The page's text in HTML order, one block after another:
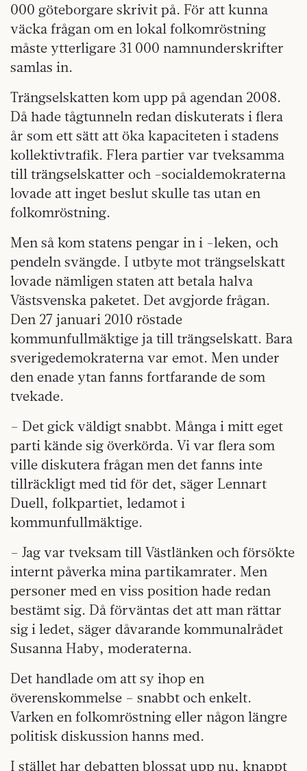
000 göteborgare skrivit på. För att kunna
väcka frågan om en lokal folkomröstning
måste ytterligare 31 000 namnunderskrifter
samlas in.
Trängselskatten kom upp på agendan 2008.
Då hade tågtunneln redan diskuterats i flera
år som ett sätt att öka kapaciteten i stadens
kollektivtrafik. Flera partier var tveksamma
till trängselskatter och -socialdemokraterna
lovade att inget beslut skulle tas utan en
folkomröstning.
Men så kom statens pengar in i -leken, och
pendeln svängde. I utbyte mot trängselskatt
lovade nämligen staten att betala halva
Västsvenska paketet. Det avgjorde frågan.
Den 27 januari 2010 röstade
kommunfullmäktige ja till trängselskatt. Bara
sverigedemokraterna var emot. Men under
den enade ytan fanns fortfarande de som
tvekade.
– Det gick väldigt snabbt. Många i mitt eget
parti kände sig överkörda. Vi var flera som
ville diskutera frågan men det fanns inte
tillräckligt med tid för det, säger Lennart
Duell, folkpartiet, ledamot i
kommunfullmäktige.
– Jag var tveksam till Västlänken och försökte
internt påverka mina partikamrater. Men
personer med en viss position hade redan
bestämt sig. Då förväntas det att man rättar
sig i ledet, säger dåvarande kommunalrådet
Susanna Haby, moderaterna.
Det handlade om att sy ihop en
överenskommelse – snabbt och enkelt.
Varken en folkomröstning eller någon längre
politisk diskussion hanns med.
I stället har debatten blossat upp nu, knappt